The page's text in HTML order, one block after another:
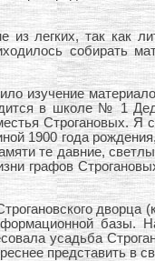
из легких, так
собирать
изучение
в школе № 1
Строгановых. Я
1900 года
те давние,
графов
усадьба
представить в